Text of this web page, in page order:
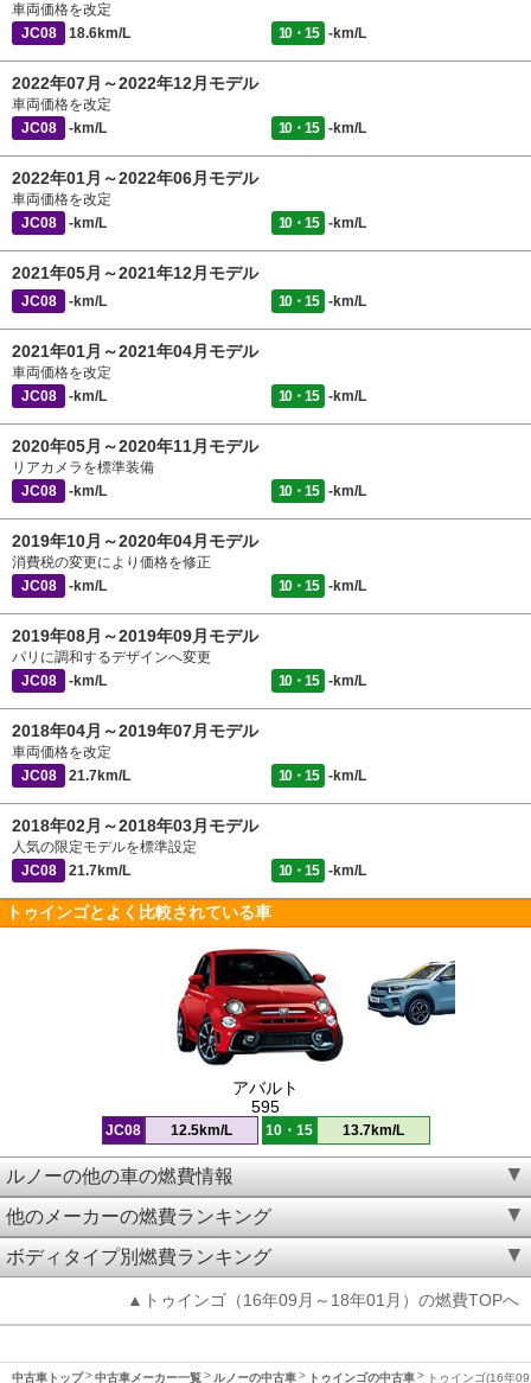
車両価格を改定
JC08
18.6km/L 10・15 -km/L
2022年07月～2022年12月モデル
車両価格を改定
JC08
-km/L 10・15 -km/L
2022年01月～2022年06月モデル
車両価格を改定
JC08
-km/L 10・15 -km/L
2021年05月～2021年12月モデル
JC08 -km/L 10・15 -km/L
2021年01月～2021年04月モデル
車両価格を改定
JC08
-km/L 10・15 -km/L
2020年05月～2020年11月モデル
リアカメラを標準装備
JC08
-km/L 10・15 -km/L
2019年10月～2020年04月モデル
消費税の変更により価格を修正
JC08
-km/L 10・15 -km/L
2019年08月～2019年09月モデル
パリに調和するデザインへ変更
JC08
-km/L 10・15 -km/L
2018年04月～2019年07月モデル
車両価格を改定
JC08
21.7km/L 10・15 -km/L
2018年02月～2018年03月モデル
人気の限定モデルを標準設定
JC08
21.7km/L 10・15 -km/L
トゥインゴとよく比較されている車
アバルト
595
JC08 12.5km/L 10・15 13.7km/L
ルノーの他の車の燃費情報
他のメーカーの燃費ランキング
ボディタイプ別燃費ランキング
▲トゥインゴ（16年09月～18年01月）の燃費TOPへ
中古車トップ 中古車メーカー一覧 ルノーの中古車 トゥインゴの中古車 トゥインゴ(16年